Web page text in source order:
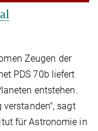
Zeugen der
PDS 70b liefert
entstehen.
sagt
für Astronomie in